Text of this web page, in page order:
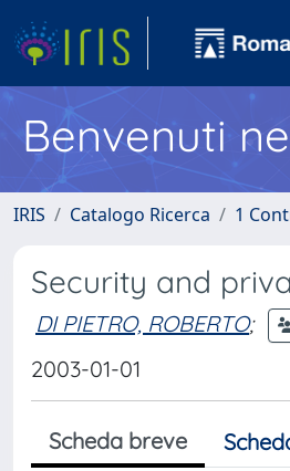
Benvenuti
IRIS Catalogo Ricerca 1
Security and
DI PIETRO, ROBERTO;
2003-01-01
Scheda breve